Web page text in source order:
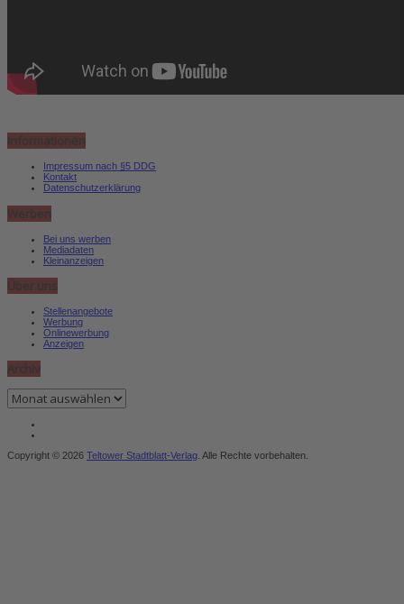
Informationen
Impressum nach §5 DDG
Kontakt
Datenschutzerklärung
Werben
Bei uns werben
Mediadaten
Kleinanzeigen
Über uns
Stellenangebote
Werbung
Onlinewerbung
Anzeigen
Archiv
Archiv
Copyright © 2026 Teltower Stadtblatt-Verlag . Alle Rechte vorbehalten.